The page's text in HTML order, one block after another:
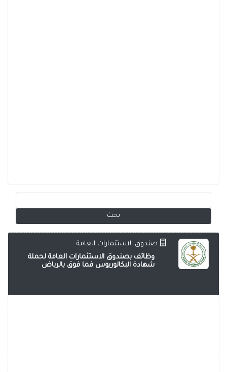
صندوق الاستثمارات العامة
وظائف بصندوق الاستثمارات العامة لحملة
شهادة البكالوريوس فما فوق بالرياض